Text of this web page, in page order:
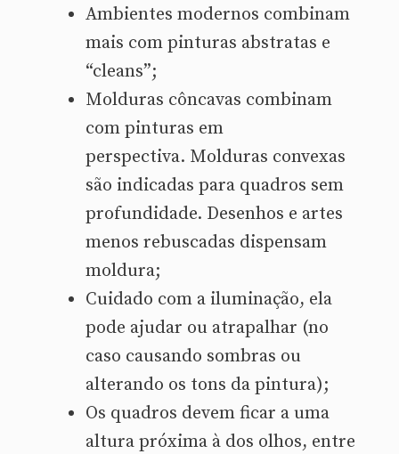
Ambientes modernos combinam
mais com pinturas abstratas e
“cleans”;
Molduras côncavas combinam
com pinturas em
perspectiva. Molduras convexas
são indicadas para quadros sem
profundidade. Desenhos e artes
menos rebuscadas dispensam
moldura;
Cuidado com a iluminação, ela
pode ajudar ou atrapalhar (no
caso causando sombras ou
alterando os tons da pintura);
Os quadros devem ficar a uma
altura próxima à dos olhos, entre